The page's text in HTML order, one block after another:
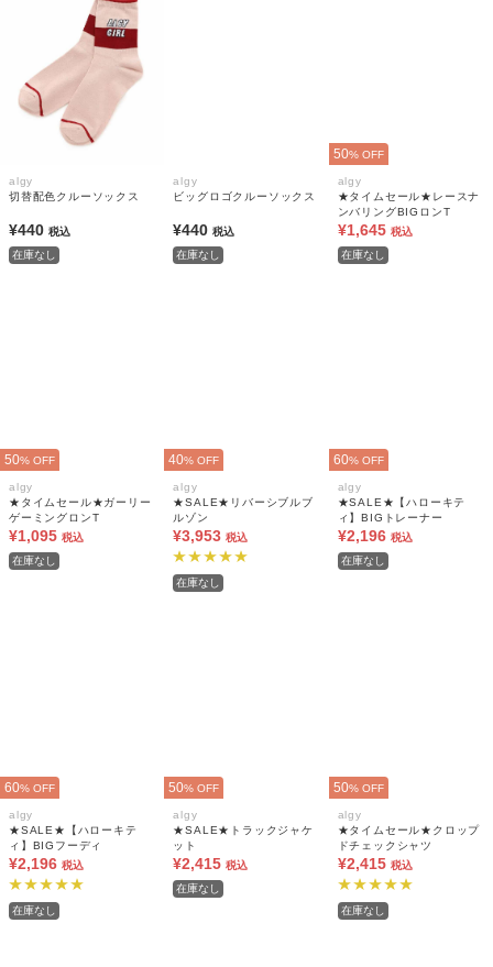
algy
切替配色クルーソックス
¥440 税込
在庫なし
algy
ビッグロゴクルーソックス
¥440税込
在庫なし
50% OFF
algy
★タイムセール★レースナ
ンバリングBIGロンT
¥1,645 税込
在庫なし
50% OFF
algy
★タイムセール★ガーリー
ゲーミングロンT
¥1,095 税込
在庫なし
40% OFF
algy
★SALE★リバーシブルブ
ルゾン
¥3,953 税込
在庫なし
60% OFF
algy
★SALE★【ハローキテ
ィ】BIGトレーナー
¥2,196 税込
在庫なし
60% OFF
algy
★SALE★【ハローキテ
ィ】BIGフーディ
¥2,196 税込
在庫なし
50% OFF
algy
★SALE★トラックジャケ
ット
¥2,415 税込
在庫なし
50% OFF
algy
★タイムセール★クロップ
ドチェックシャツ
¥2,415 税込
在庫なし